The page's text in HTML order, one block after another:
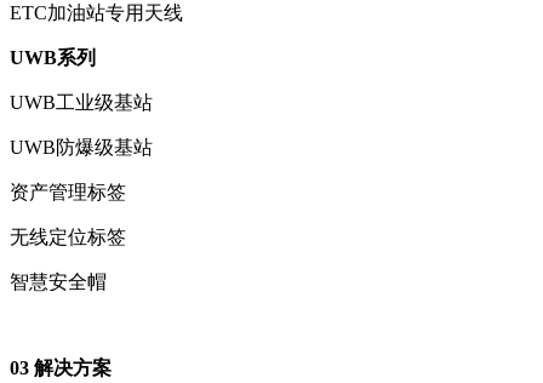
ETC加油站专用天线
UWB系列
UWB工业级基站
UWB防爆级基站
资产管理标签
无线定位标签
智慧安全帽
03 解决方案